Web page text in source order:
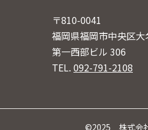
〒810-0041
福岡県福岡市中央区
第一西部ビル 306
TEL.092-791-2108
©2025 株式会